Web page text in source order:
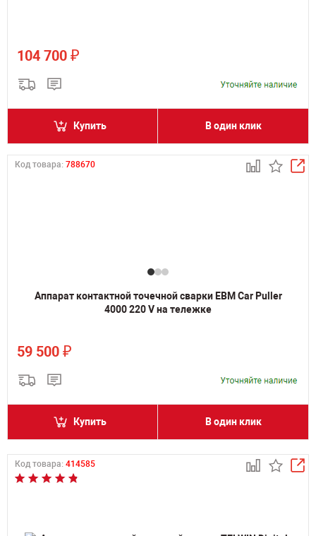
104 700 ₽
Купить В один клик
Код товара: 788670
Аппарат контактной точечной сварки ЕВМ Car Puller
4000 220 V на тележке
59 500 ₽
Купить В один клик
Код товара: 414585